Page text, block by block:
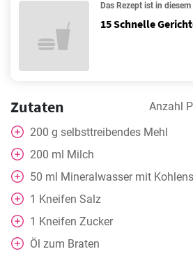
Das Rezept ist in
15 Schnelle
Zutaten Anzahl
200 g selbsttreibendes Mehl
200 ml Milch
50 ml Mineralwasser mit
1 Kneifen Salz
1 Kneifen Zucker
Öl zum Braten